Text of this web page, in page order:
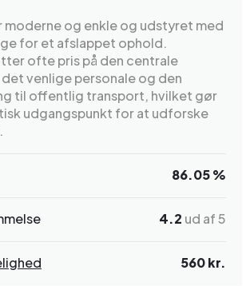
og enkle og udstyret med
for et afslappet ophold.
ofte pris på den centrale
venlige personale og den
til offentlig transport, hvilket gør
udgangspunkt for at udforske
86.05 %
4.2 ud af 5
560 kr.